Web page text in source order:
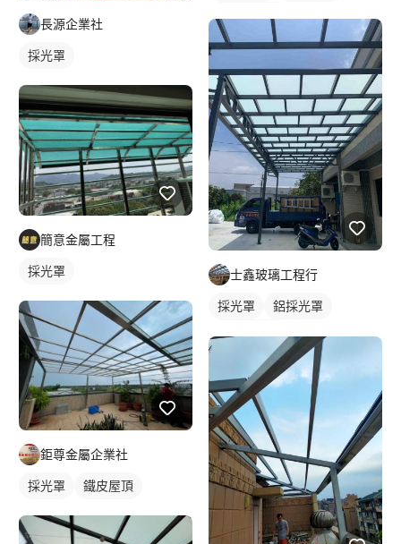
長源企業社
採光罩
簡意金屬工程
採光罩
鉅尊金屬企業社
採光罩 鐵皮屋頂
士鑫玻璃工程行
採光罩
鋁採光罩